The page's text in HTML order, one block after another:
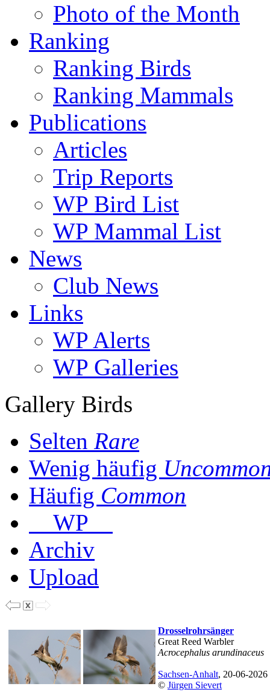
Photo of the Month
Ranking
Ranking Birds
Ranking Mammals
Publications
Articles
Trip Reports
WP Bird List
WP Mammal List
News
Club News
Links
WP Alerts
WP Galleries
Gallery Birds
Selten Rare
Wenig häufig
Häufig Common
WP
Archiv
Upload
Drosselrohrsänger
Great Reed Warbler
Acrocephalus arundinaceus
Sachsen-Anhalt, 20-06-2026
© Jürgen Sievert